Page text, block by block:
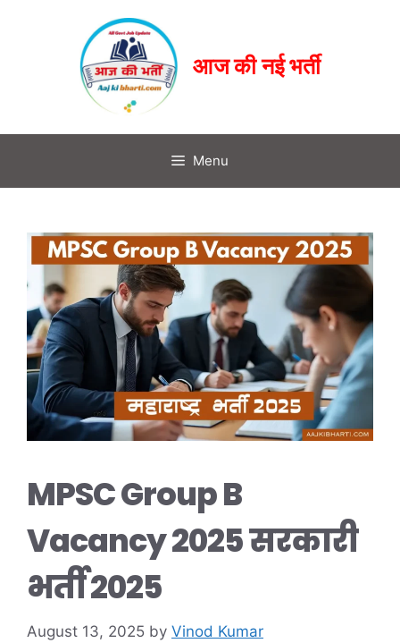
आज की नई भर्ती
Menu
MPSC Group B
Vacancy 2025 सरकारी
भर्ती 2025
August 13, 2025 by Vinod Kumar